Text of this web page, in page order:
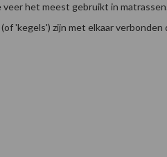
het meest gebruikt in matrassen.
'kegels') zijn met elkaar